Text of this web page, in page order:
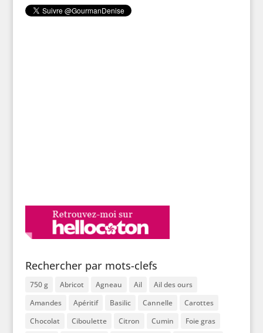
Rechercher par mots-clefs
750 g Abricot Agneau Ail
Ail des ours
Amandes
Apéritif Basilic Cannelle
Carottes
Chocolat
Ciboulette Citron Cumin Foie gras